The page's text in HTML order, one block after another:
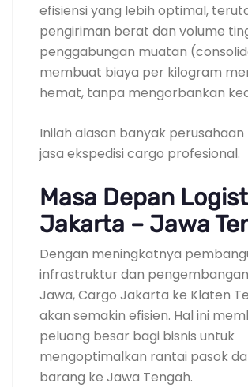
efisiensi yang lebih optimal,
pengiriman berat dan volume
penggabungan muatan
membuat biaya per kilogram
hemat, tanpa mengorbankan
Inilah alasan banyak
jasa ekspedisi cargo profesional.
Masa Depan
Jakarta – Jawa
Dengan meningkatnya
infrastruktur dan
Jawa, Cargo Jakarta ke Klaten
akan semakin efisien. Hal ini
peluang besar bagi bisnis untuk
mengoptimalkan rantai pasok
barang ke Jawa Tengah.